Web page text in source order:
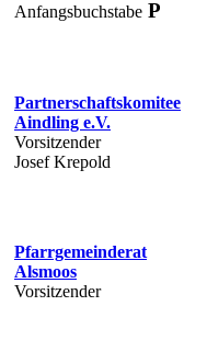
Anfangsbuchstabe P
Partnerschaftskomitee
Aindling e.V.
Vorsitzender
Josef Krepold
Pfarrgemeinderat
Alsmoos
Vorsitzender